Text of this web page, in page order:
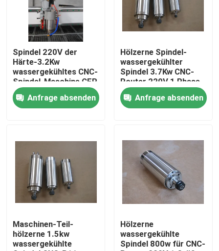
Videos
Über uns
Fabrik Tour
Kontakt
Faserlaser-Schneidemaschine
Metalllaser-Schneidemaschine
Spindel 220V der
Härte-3.2Kw
wassergekühltes CNC-
Spindel-Maschine CER
Anfrage absenden
Hölzerne Spindel-
wassergekühlter
Spindel 3.7Kw CNC-
Router 220V 1 Phase
Anfrage absenden
Maschinen-Teil-
hölzerne 1.5kw
wassergekühlte
Hölzerne
wassergekühlte
Spindel 800w für CNC-